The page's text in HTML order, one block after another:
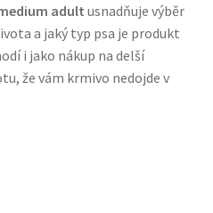
obsah masa, bez obilovin
adult usnadňuje výběr
a jaký typ psa je produkt
i jako nákup na delší
že vám krmivo nedojde v